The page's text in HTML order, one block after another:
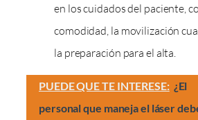
en los cuidados del paciente,
comodidad, la movilización
la preparación para el alta.
PUEDE QUE TE INTERESE: ¿El
personal que maneja el láser